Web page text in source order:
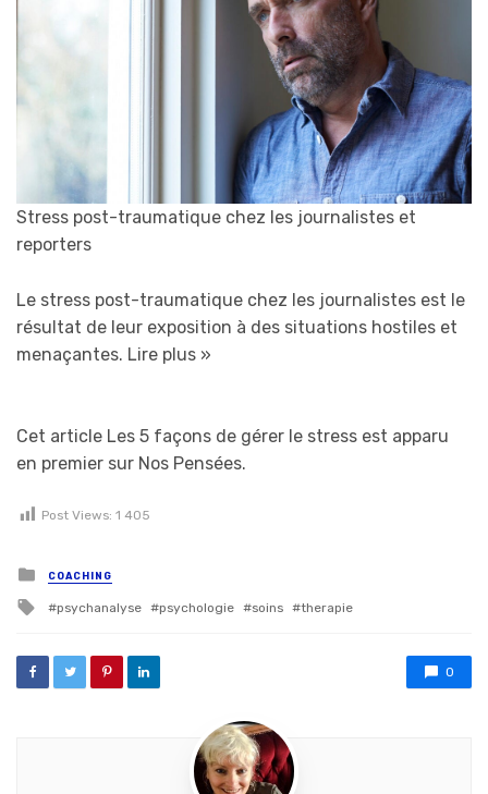
Stress post-traumatique chez les journalistes et
reporters
Le stress post-traumatique chez les journalistes est le
résultat de leur exposition à des situations hostiles et
menaçantes. Lire plus »
Cet article Les 5 façons de gérer le stress est apparu
en premier sur Nos Pensées.
Post Views: 1 405
Posted in
COACHING
Tagged with
psychanalyse psychologie soins therapie
0